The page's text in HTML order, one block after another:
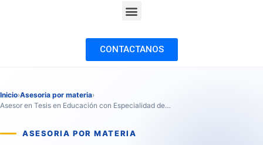
CONTACTANOS
Inicio›Asesoria por materia›
Asesor en Tesis en Educación con Especialidad de…
ASESORIA POR MATERIA